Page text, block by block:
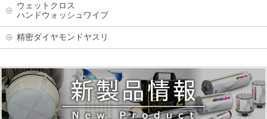
ウェットクロス
ハンドウォッシュワイプ
精密ダイヤモンドヤスリ